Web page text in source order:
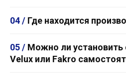
04 / Где находится
05 / Можно ли установить
Velux или Fakro